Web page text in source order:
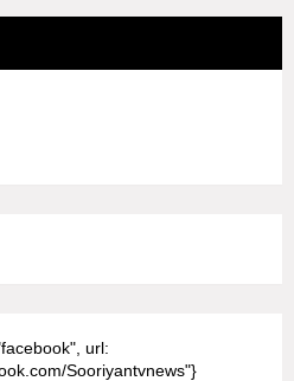
url:
Sooriyantvnews"}